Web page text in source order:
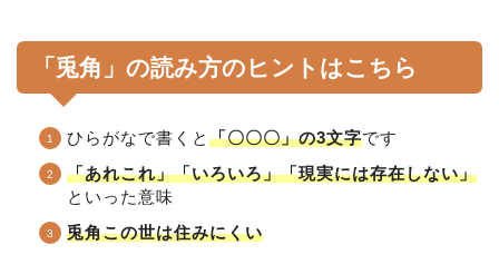
「兎角」の読み方のヒントはこちら
ひらがなで書くと 「〇〇〇」の3文字です
「あれこれ」「いろいろ」「現実には存在しない」
といった意味
兎角この世は住みにくい